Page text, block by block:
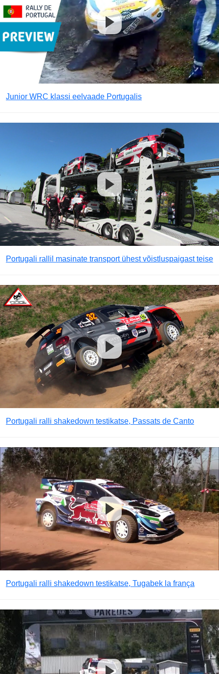
Junior WRC klassi eelvaade Portugalis
Portugali rallil masinate transport ühest võistluspaigast teise
Portugali ralli shakedown testikatse, Passats de Canto
Portugali ralli shakedown testikatse, Tugabek la frança